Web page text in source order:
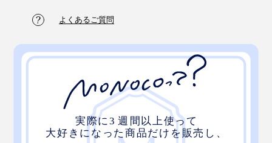
オーガニック・テキスタイルの 世界基準である「GOTS
さしいコットンです。
よくあるご質問